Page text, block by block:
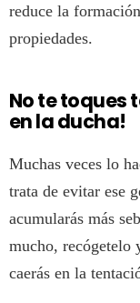
reduce la
propiedades.
No te toques
en la ducha!
Muchas veces lo
trata de evitar ese
acumularás más
mucho, recógetelo
caerás en la